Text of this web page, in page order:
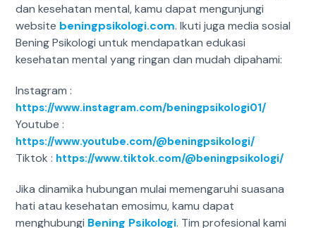
dan kesehatan mental, kamu dapat mengunjungi
website beningpsikologi.com. Ikuti juga media sosial
Bening Psikologi untuk mendapatkan edukasi
kesehatan mental yang ringan dan mudah dipahami:
Instagram :
https://www.instagram.com/beningpsikologi01/
Youtube :
https://www.youtube.com/@beningpsikologi/
Tiktok : https://www.tiktok.com/@beningpsikologi/
Jika dinamika hubungan mulai memengaruhi suasana
hati atau kesehatan emosimu, kamu dapat
menghubungi Bening Psikologi. Tim profesional kami